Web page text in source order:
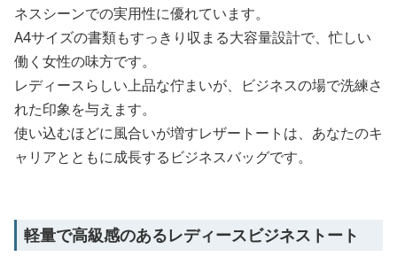
ネスシーンでの実用性に優れています。
A4サイズの書類もすっきり収まる大容量設計で、忙しい
働く女性の味方です。
レディースらしい上品な佇まいが、ビジネスの場で洗練さ
れた印象を与えます。
使い込むほどに風合いが増すレザートートは、あなたのキ
ャリアとともに成長するビジネスバッグです。
軽量で高級感のあるレディースビジネストート